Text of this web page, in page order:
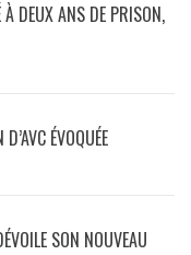
DEUX ANS DE PRISON,
ÉVOQUÉE
SON NOUVEAU